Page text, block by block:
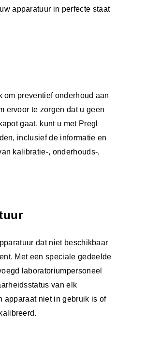
apparatuur in perfecte staat
preventief onderhoud aan
ervoor te zorgen dat u geen
gaat, kunt u met Pregl
inclusief de informatie en
kalibratie-, onderhouds-,
dat niet beschikbaar
Met een speciale gedeelde
laboratoriumpersoneel
van elk
apparaat niet in gebruik is of